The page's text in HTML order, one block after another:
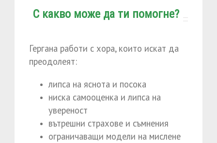
С какво може да ти помогне?
Гергана работи с хора, които искат да
преодолеят:
липса на яснота и посока
ниска самооценка и липса на
увереност
вътрешни страхове и съмнения
ограничаващи модели на мислене